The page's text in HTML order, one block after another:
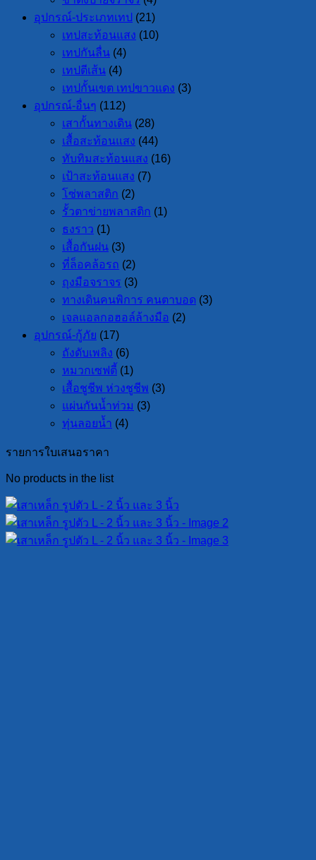
อุปกรณ์-ประเภทเทป
(21)
เทปสะท้อนแสง (10)
เทปกันลื่น (4)
เทปตีเส้น (4)
เทปกั้นเขต เทปขาวแดง (3)
อุปกรณ์-อื่นๆ (112)
เสากั้นทางเดิน (28)
เสื้อสะท้อนแสง (44)
ทับทิมสะท้อนแสง (16)
เป้าสะท้อนแสง (7)
โซ่พลาสติก (2)
รั้วตาข่ายพลาสติก (1)
ธงราว (1)
เสื้อกันฝน (3)
ที่ล็อคล้อรถ (2)
ถุงมือจราจร (3)
ทางเดินคนพิการ คนตาบอด (3)
เจลแอลกอฮอล์ล้างมือ (2)
อุปกรณ์-กู้ภัย (17)
ถังดับเพลิง (6)
หมวกเซฟตี้ (1)
เสื้อชูชีพ ห่วงชูชีพ (3)
แผ่นกันน้ำท่วม (3)
ทุ่นลอยน้ำ (4)
รายการใบเสนอราคา
No products in the list